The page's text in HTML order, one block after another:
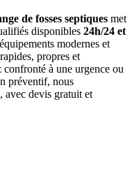
de fosses septiques met
disponibles 24h/24 et
modernes et
propres et
à une urgence ou
préventif, nous
avec devis gratuit et